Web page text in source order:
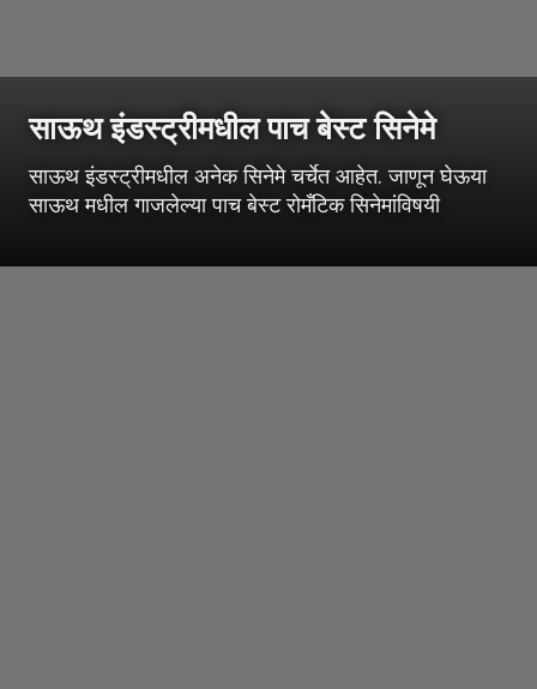
साऊथ इंडस्ट्रीमधील पाच बेस्ट सिनेमे
साऊथ इंडस्ट्रीमधील अनेक सिनेमे चर्चेत आहेत. जाणून घेऊया
साऊथ मधील गाजलेल्या पाच बेस्ट रोमँटिक सिनेमांविषयी